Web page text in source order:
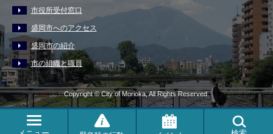
市役所受付窓口
盛岡市へのアクセス
盛岡市の紹介
市の組織と職員
Copyright © City of Morioka, All Rights Reserved.